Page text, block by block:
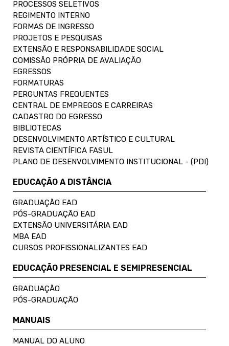
PROCESSOS SELETIVOS
REGIMENTO INTERNO
FORMAS DE INGRESSO
PROJETOS E PESQUISAS
EXTENSÃO E RESPONSABILIDADE SOCIAL
COMISSÃO PRÓPRIA DE AVALIAÇÃO
EGRESSOS
FORMATURAS
PERGUNTAS FREQUENTES
CENTRAL DE EMPREGOS E CARREIRAS
CADASTRO DO EGRESSO
BIBLIOTECAS
DESENVOLVIMENTO ARTÍSTICO E CULTURAL
REVISTA CIENTÍFICA FASUL
PLANO DE DESENVOLVIMENTO INSTITUCIONAL - (PDI)
EDUCAÇÃO A DISTÂNCIA
GRADUAÇÃO EAD
PÓS-GRADUAÇÃO EAD
EXTENSÃO UNIVERSITÁRIA EAD
MBA EAD
CURSOS PROFISSIONALIZANTES EAD
EDUCAÇÃO PRESENCIAL E SEMIPRESENCIAL
GRADUAÇÃO
PÓS-GRADUAÇÃO
MANUAIS
MANUAL DO ALUNO